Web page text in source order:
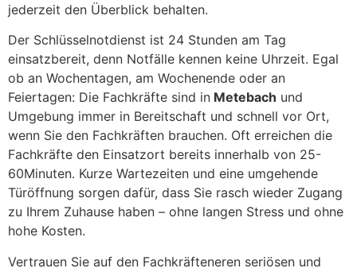
jederzeit den Überblick behalten.
Der Schlüsselnotdienst ist 24 Stunden am Tag
einsatzbereit, denn Notfälle kennen keine Uhrzeit. Egal
ob an Wochentagen, am Wochenende oder an
Feiertagen: Die Fachkräfte sind in Metebach und
Umgebung immer in Bereitschaft und schnell vor Ort,
wenn Sie den Fachkräften brauchen. Oft erreichen die
Fachkräfte den Einsatzort bereits innerhalb von 25-
60Minuten. Kurze Wartezeiten und eine umgehende
Türöffnung sorgen dafür, dass Sie rasch wieder Zugang
zu Ihrem Zuhause haben – ohne langen Stress und ohne
hohe Kosten.
Vertrauen Sie auf den Fachkräfteneren seriösen und